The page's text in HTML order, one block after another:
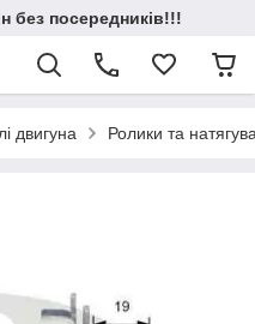
без посередників!!!
двигуна Ролики та